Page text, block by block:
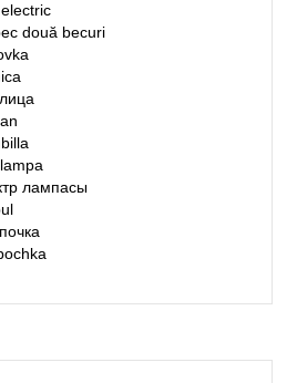
două becuri
лампасы